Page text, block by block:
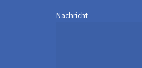
Nachricht